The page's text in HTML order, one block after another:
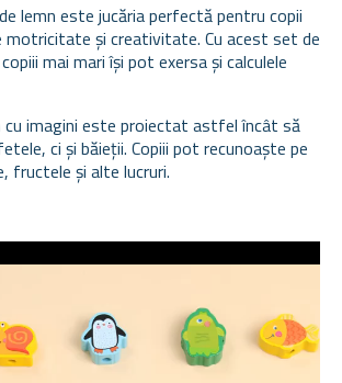
lemn este jucăria perfectă pentru copii
motricitate și creativitate. Cu acest set de
mai mari își pot exersa și calculele
cu imagini este proiectat astfel încât să
ci și băieții. Copiii pot recunoaște pe
fructele și alte lucruri.